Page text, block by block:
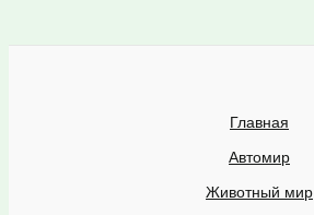
Главная
Автомир
Животный мир